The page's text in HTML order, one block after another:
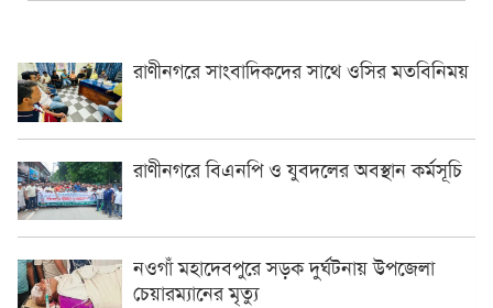
রাণীনগরে সাংবাদিকদের সাথে ওসির মতবিনিময়
রাণীনগরে বিএনপি ও যুবদলের অবস্থান কর্মসূচি
নওগাঁ মহাদেবপুরে সড়ক দুর্ঘটনায় উপজেলা
চেয়ারম্যানের মৃত্যু